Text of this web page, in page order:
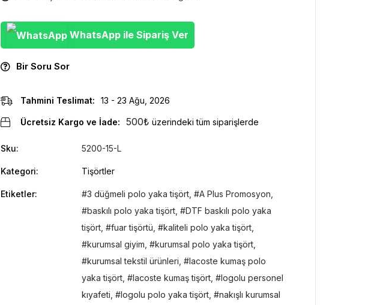
WhatsApp ile Sipariş Ver
Bir Soru Sor
Tahmini Teslimat: 13 - 23 Ağu, 2026
Ücretsiz Kargo ve İade: 500₺ üzerindeki tüm siparişlerde
Sku: 5200-15-L
Kategori: Tişörtler
Etiketler: 3 düğmeli polo yaka tişört A Plus Promosyon
baskılı polo yaka tişört
DTF baskılı polo yaka
tişört
fuar tişörtü kaliteli polo yaka tişört
kurumsal giyim
kurumsal polo yaka tişört
kurumsal tekstil ürünleri
lacoste kumaş polo
yaka tişört
lacoste kumaş tişört
logolu personel
kıyafeti
logolu polo yaka tişört
nakışlı kurumsal